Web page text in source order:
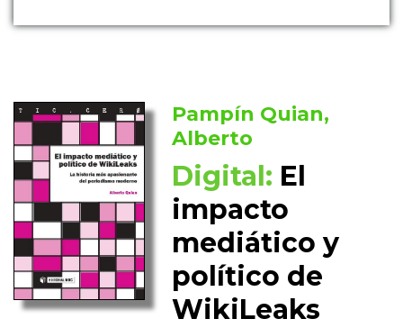
Pampín Quian,
Alberto
Digital: El
impacto
mediático y
político de
WikiLeaks